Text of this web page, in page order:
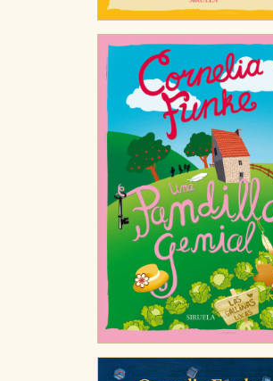
CONFIGURACIÓN DE
HABILITAR TODO
Cookies necesarias
Estas cookies son necesarias para
web funcione y no es posible
nuestro sistema. Es posible hacerlo
navegador, pero en ese caso es
áreas de nuestra web dejen de
correctamente.
Estas cookies se utilizan para mejorar